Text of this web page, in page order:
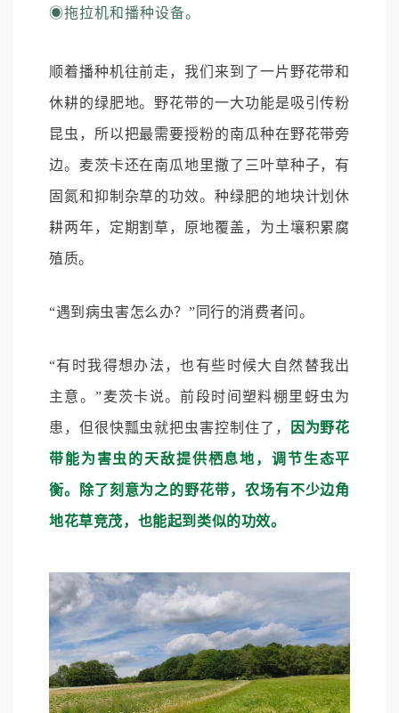
◉拖拉机和播种设备。
顺着播种机往前走，我们来到了一片野花带和
休耕的绿肥地。野花带的一大功能是吸引传粉
昆虫，所以把最需要授粉的南瓜种在野花带旁
边。麦茨卡还在南瓜地里撒了三叶草种子，有
固氮和抑制杂草的功效。种绿肥的地块计划休
耕两年，定期割草，原地覆盖，为土壤积累腐
殖质。
“遇到病虫害怎么办？”同行的消费者问。
“有时我得想办法，也有些时候大自然替我出
主意。”麦茨卡说。前段时间塑料棚里蚜虫为
患，但很快瓢虫就把虫害控制住了， 因为野花
带能为害虫的天敌提供栖息地，调节生态平
衡。除了刻意为之的野花带，农场有不少边角
地花草竞茂，也能起到类似的功效。